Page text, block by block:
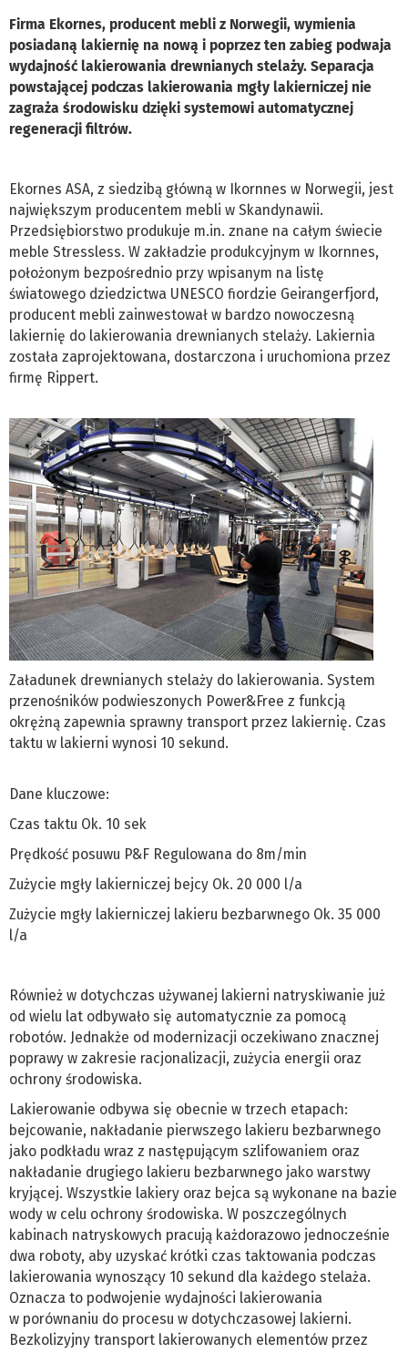
Firma Ekornes, producent mebli z Norwegii, wymienia
posiadaną lakiernię na nową i poprzez ten zabieg podwaja
wydajność lakierowania drewnianych stelaży. Separacja
powstającej podczas lakierowania mgły lakierniczej nie
zagraża środowisku dzięki systemowi automatycznej
regeneracji filtrów.
Ekornes ASA, z siedzibą główną w Ikornnes w Norwegii, jest
największym producentem mebli w Skandynawii.
Przedsiębiorstwo produkuje m.in. znane na całym świecie
meble Stressless. W zakładzie produkcyjnym w Ikornnes,
położonym bezpośrednio przy wpisanym na listę
światowego dziedzictwa UNESCO fiordzie Geirangerfjord,
producent mebli zainwestował w bardzo nowoczesną
lakiernię do lakierowania drewnianych stelaży. Lakiernia
została zaprojektowana, dostarczona i uruchomiona przez
firmę Rippert.
Załadunek drewnianych stelaży do lakierowania. System
przenośników podwieszonych Power&Free z funkcją
okrężną zapewnia sprawny transport przez lakiernię. Czas
taktu w lakierni wynosi 10 sekund.
Dane kluczowe:
Czas taktu Ok. 10 sek
Prędkość posuwu P&F Regulowana do 8m/min
Zużycie mgły lakierniczej bejcy Ok. 20 000 l/a
Zużycie mgły lakierniczej lakieru bezbarwnego Ok. 35 000
l/a
Również w dotychczas używanej lakierni natryskiwanie już
od wielu lat odbywało się automatycznie za pomocą
robotów. Jednakże od modernizacji oczekiwano znacznej
poprawy w zakresie racjonalizacji, zużycia energii oraz
ochrony środowiska.
Lakierowanie odbywa się obecnie w trzech etapach:
bejcowanie, nakładanie pierwszego lakieru bezbarwnego
jako podkładu wraz z następującym szlifowaniem oraz
nakładanie drugiego lakieru bezbarwnego jako warstwy
kryjącej. Wszystkie lakiery oraz bejca są wykonane na bazie
wody w celu ochrony środowiska. W poszczególnych
kabinach natryskowych pracują każdorazowo jednocześnie
dwa roboty, aby uzyskać krótki czas taktowania podczas
lakierowania wynoszący 10 sekund dla każdego stelaża.
Oznacza to podwojenie wydajności lakierowania
w porównaniu do procesu w dotychczasowej lakierni.
Bezkolizyjny transport lakierowanych elementów przez